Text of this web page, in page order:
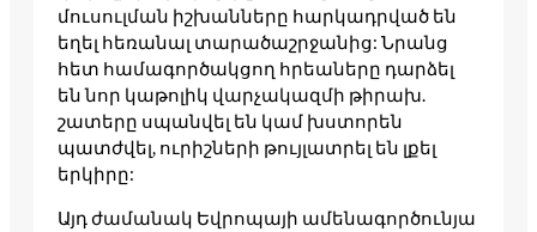
մուսուլման իշխանները հարկադրված են
եղել հեռանալ տարածաշրջանից: Նրանց
հետ համագործակցող հրեաները դարձել
են նոր կաթոլիկ վարչակազմի թիրախ.
շատերը սպանվել են կամ խստորեն
պատժվել, ուրիշների թույլատրել են լքել
երկիրը:
Այդ ժամանակ Եվրոպայի ամենագործունյա